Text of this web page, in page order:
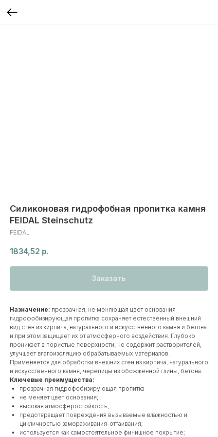
Силиконовая гидрофобная пропитка камня
FEIDAL Steinschutz
FEIDAL
1834,52 р.
Заказать
Назначение: прозрачная, не меняющая цвет основания
гидрофобизирующая пропитка сохраняет естественный внешний
вид стен из кирпича, натурального и искусственного камня и бетона
и при этом защищает их от атмосферного воздействия. Глубоко
проникает в пористые поверхности, не содержит растворителей,
улучшает влагоизоляцию обрабатываемых материалов.
Применяется для обработки внешних стен из кирпича, натурального
и искусственного камня, черепицы из обожженной глины, бетона.
Ключевые преимущества:
прозрачная гидрофобизирующая пропитка
не меняет цвет основания;
высокая атмосферостойкость;
предотвращает повреждения вызываемые влажностью и
цикличностью замораживания-оттаивания;
используется как самостоятельное финишное покрытие;